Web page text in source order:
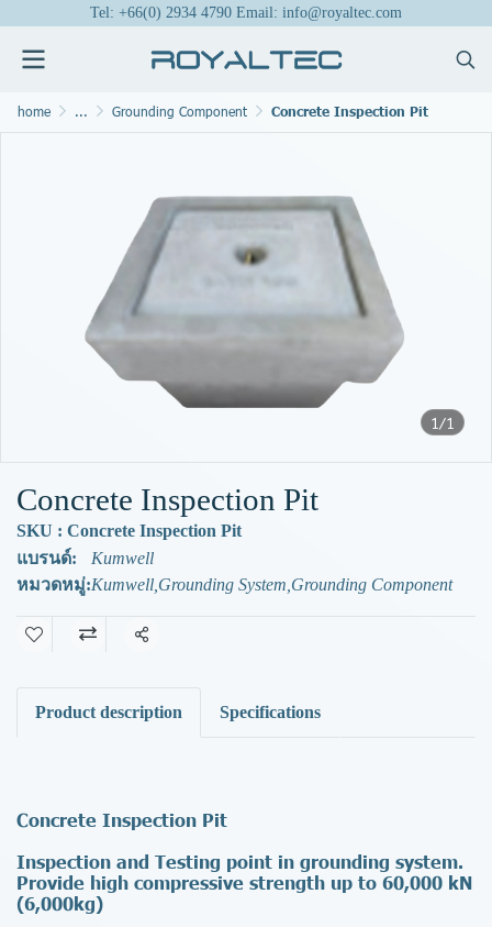
Tel: +66(0) 2934 4790 Email: info@royaltec.com
home ... Grounding Component Concrete Inspection Pit
1/1
Concrete Inspection Pit
SKU : Concrete Inspection Pit
แบรนด์:
Kumwell
หมวดหมู่:Kumwell Grounding System Grounding Component
แชร์
Product description Specifications
Concrete Inspection Pit
Inspection and Testing point in grounding system.
Provide high compressive strength up to 60,000 kN
(6,000kg)